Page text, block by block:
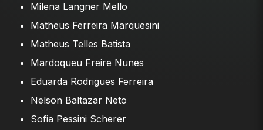
Milena Langner Mello
Matheus Ferreira Marquesini
Matheus Telles Batista
Mardoqueu Freire Nunes
Eduarda Rodrigues Ferreira
Nelson Baltazar Neto
Sofia Pessini Scherer